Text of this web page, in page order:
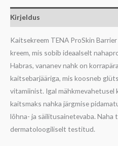
Kirjeldus
Kaitsekreem TENA ProSkin
kreem, mis sobib ideaalselt
Habras, vananev nahk on
kaitsebarjääriga, mis koosneb
vitamiinist. Igal mähkmevahetusel
kaitsmaks nahka järgmise
lõhna- ja säilitusainetevaba. Naha
dermatoloogiliselt testitud.